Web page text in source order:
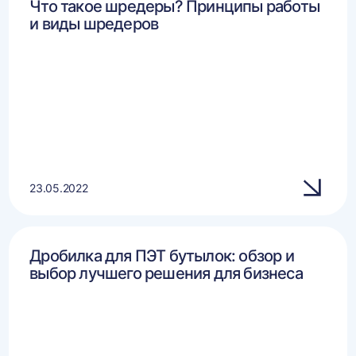
Что такое шредеры? Принципы работы
и виды шредеров
23.05.2022
Дробилка для ПЭТ бутылок: обзор и
выбор лучшего решения для бизнеса